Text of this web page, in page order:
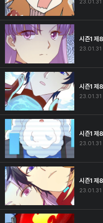
23.01.31
시즌1 제
23.01.31
시즌1 제
23.01.31
시즌1 제
23.01.31
시즌1 제
23.01.31